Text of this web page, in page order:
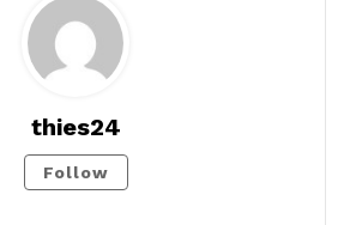
thies24
Follow